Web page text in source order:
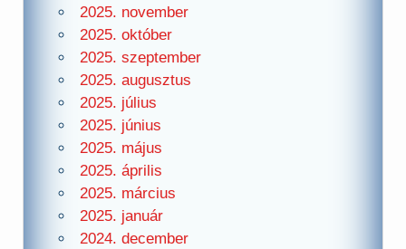
2025. november
2025. október
2025. szeptember
2025. augusztus
2025. július
2025. június
2025. május
2025. április
2025. március
2025. január
2024. december